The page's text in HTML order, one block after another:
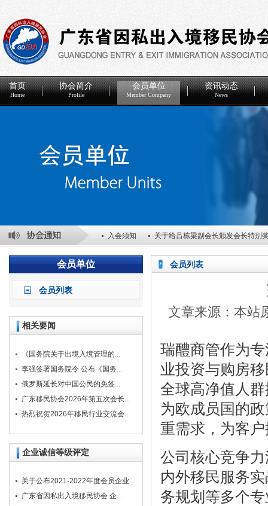
首页
Home
协会简介
Profile
会员单位
Member Company
资讯动态
News
入会须知 关于给吕栋梁副会长颁发会长特别
关于表彰2025年度优秀会员单位的决定 关于
会员单位
会员列表
相关要闻
《国务院关于出境入境管理的...
李强签署国务院令 公布《国务...
俄罗斯延长对中国公民的免签...
广东移民协会2026年第五次会长...
热烈祝贺2026年移民行业交流会...
企业诚信等级评定
关于公布2021-2022年度会员企业...
广东省因私出入境移民协会 企...
会员列表
文章来源：本
瑞醴商管作为
业投资与购房
全球高净值人
为欧成员国的
重需求，为客
公司核心竞争
内外移民服务
务规划等多个